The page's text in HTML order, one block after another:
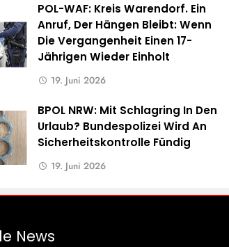
POL-WAF: Kreis Warendorf. Ein
Anruf, Der Hängen Bleibt: Wenn
Die Vergangenheit Einen 17-
Jährigen Wieder Einholt
19. Juni 2026
BPOL NRW: Mit Schlagring In Den
Urlaub? Bundespolizei Wird An
Sicherheitskontrolle Fündig
19. Juni 2026
News